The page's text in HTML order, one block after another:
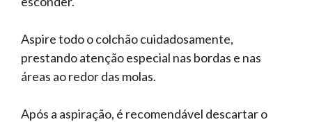
Aspire todo o colchão cuidadosamente,
prestando atenção especial nas bordas e nas
áreas ao redor das molas.
Após a aspiração, é recomendável descartar o